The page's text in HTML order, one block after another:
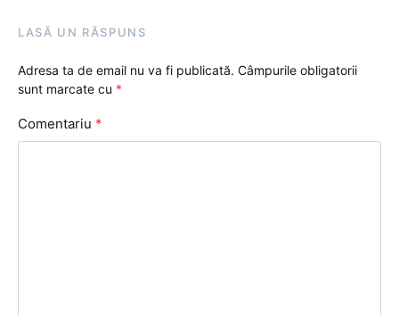
LASĂ UN RĂSPUNS
Adresa ta de email nu va fi publicată. Câmpurile obligatorii
sunt marcate cu *
Comentariu *